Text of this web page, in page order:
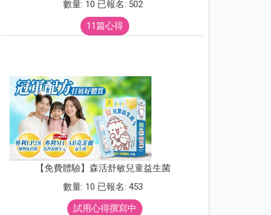
數量: 10 已報名: 502
11篇心得
【免費體驗】森活舒敏兒童益生菌
數量: 10 已報名: 453
試用心得撰寫中